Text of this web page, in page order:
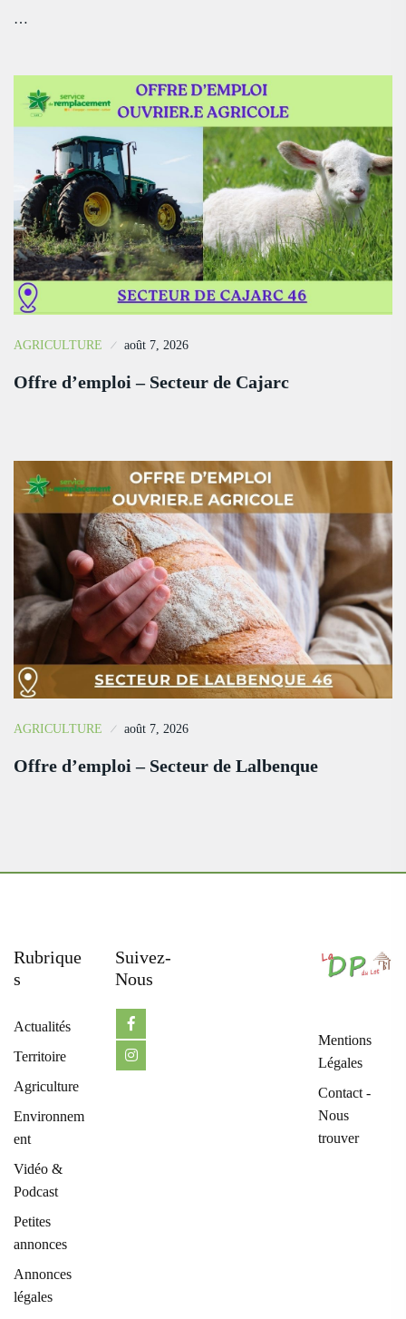
…
AGRICULTURE août 7, 2026
Offre d’emploi – Secteur de Cajarc
AGRICULTURE août 7, 2026
Offre d’emploi – Secteur de Lalbenque
Rubrique
S
Actualités
Territoire
Agriculture
Environnem
ent
Vidéo &
Podcast
Petites
annonces
Annonces
légales
Suivez-
Nous
Mentions
Légales
Contact -
Nous
trouver